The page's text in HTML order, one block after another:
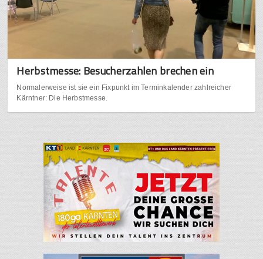
Herbstmesse: Besucherzahlen brechen ein
Normalerweise ist sie ein Fixpunkt im Terminkalender zahlreicher
Kärntner: Die Herbstmesse.